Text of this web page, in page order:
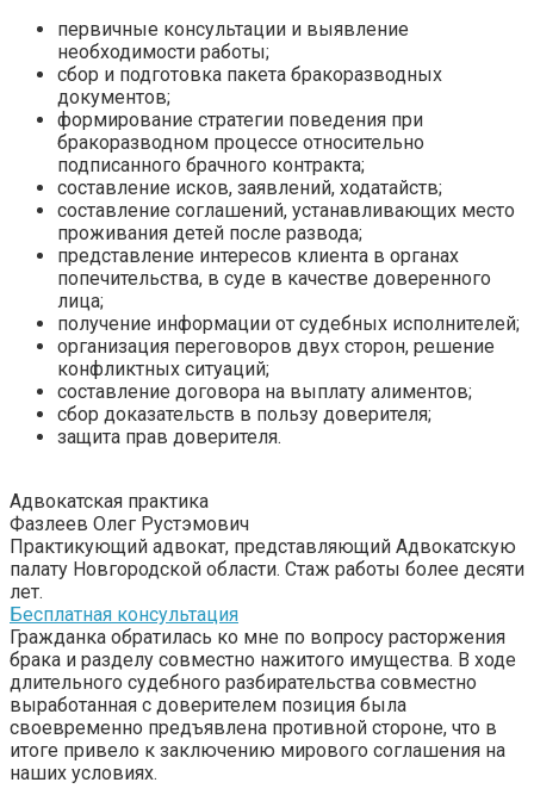
первичные консультации и выявление
необходимости работы;
сбор и подготовка пакета бракоразводных
документов;
формирование стратегии поведения при
бракоразводном процессе относительно
подписанного брачного контракта;
составление исков, заявлений, ходатайств;
составление соглашений, устанавливающих место
проживания детей после развода;
представление интересов клиента в органах
попечительства, в суде в качестве доверенного
лица;
получение информации от судебных исполнителей;
организация переговоров двух сторон, решение
конфликтных ситуаций;
составление договора на выплату алиментов;
сбор доказательств в пользу доверителя;
защита прав доверителя.
Адвокатская практика
Фазлеев Олег Рустэмович
Практикующий адвокат, представляющий Адвокатскую
палату Новгородской области. Стаж работы более десяти
лет.
Бесплатная консультация
Гражданка обратилась ко мне по вопросу расторжения
брака и разделу совместно нажитого имущества. В ходе
длительного судебного разбирательства совместно
выработанная с доверителем позиция была
своевременно предъявлена противной стороне, что в
итоге привело к заключению мирового соглашения на
наших условиях.